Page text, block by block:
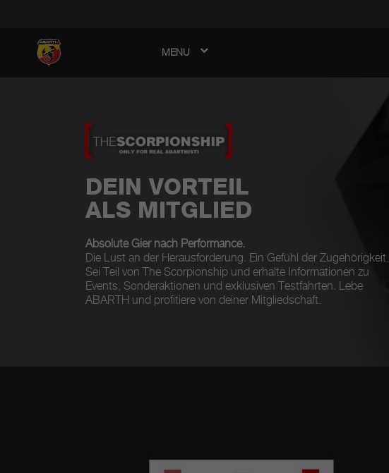
MENU
DEIN VORTEIL
ALS MITGLIED
Absolute Gier nach Performance.
Die Lust an der Herausforderung. Ein Gefühl der Zugehörigkeit.
Sei Teil von The Scorpionship und erhalte Informationen zu
Events, Sonderaktionen und exklusiven Testfahrten. Lebe
ABARTH und profitiere von deiner Mitgliedschaft.